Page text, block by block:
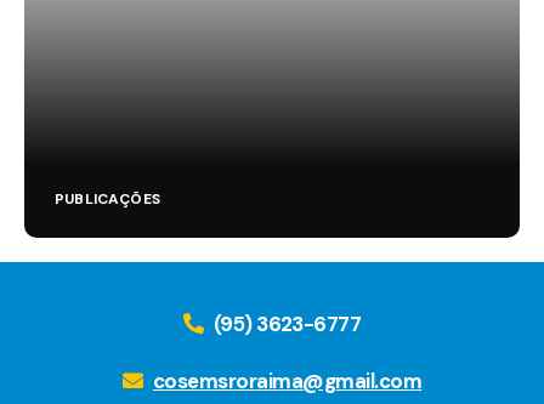
PUBLICAÇÕES
(95) 3623-6777
cosemsroraima@gmail.com